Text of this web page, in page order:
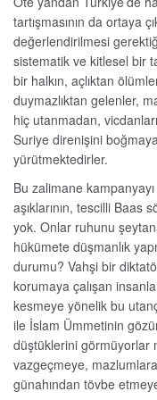
tartışmasının da ortaya
değerlendirilmesi
sistematik ve kitlesel bir
bir halkın, açlıktan
duymazlıktan gelenler,
hiç utanmadan,
Suriye direnişini
yürütmektedirler.
Bu zalimane
aşıklarının, tescilli
yok. Onlar ruhunu
hükümete düşmanlık
durumu? Vahşi bir
korumaya çalışan
kesmeye yönelik bu
ile İslam Ümmetinin
düştüklerini görmüyorlar
vazgeçmeye,
günahından tövbe